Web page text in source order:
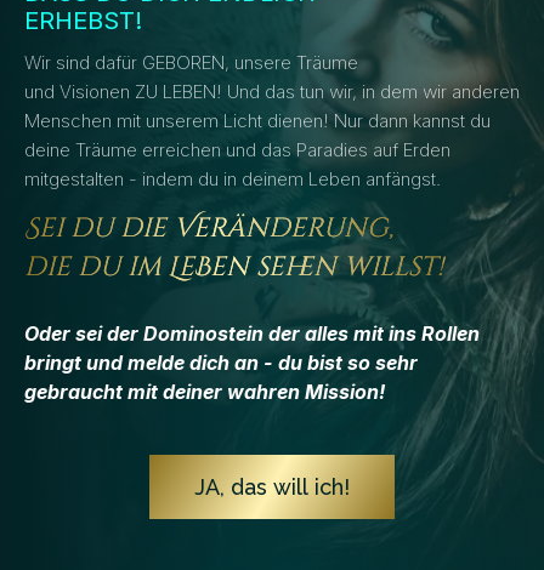
ERHEBST!
Wir sind dafür GEBOREN, unsere Träume
und Visionen ZU LEBEN! Und das tun wir, in dem wir anderen
Menschen mit unserem Licht dienen! Nur dann kannst du
deine Träume erreichen und das Paradies auf Erden
mitgestalten - indem du in deinem Leben anfängst.
Sei du die Veränderung,
die du im LeBen sehen willst!
Oder sei der Dominostein der alles mit ins Rollen
bringt und melde dich an - du bist so sehr
gebraucht mit deiner wahren Mission!
JA, das will ich!